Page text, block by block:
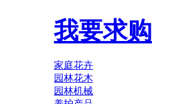
我要求购
家庭花卉
园林花木
园林机械